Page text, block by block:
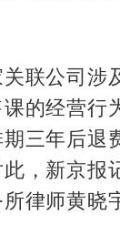
联公司涉
的经营行
三年后退
，新京报
律师黄晓